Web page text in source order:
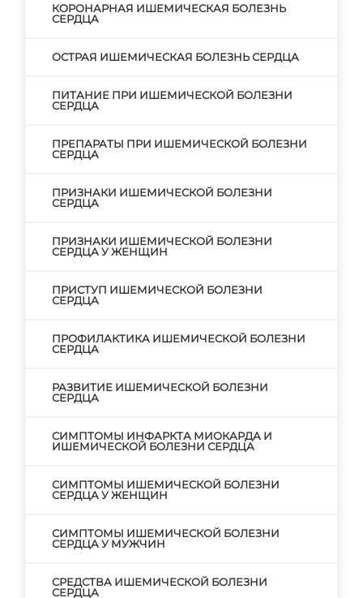
КОРОНАРНАЯ ИШЕМИЧЕСКАЯ БОЛЕЗНЬ
СЕРДЦА
ОСТРАЯ ИШЕМИЧЕСКАЯ БОЛЕЗНЬ СЕРДЦА
ПИТАНИЕ ПРИ ИШЕМИЧЕСКОЙ БОЛЕЗНИ
СЕРДЦА
ПРЕПАРАТЫ ПРИ ИШЕМИЧЕСКОЙ БОЛЕЗНИ
СЕРДЦА
ПРИЗНАКИ ИШЕМИЧЕСКОЙ БОЛЕЗНИ
СЕРДЦА
ПРИЗНАКИ ИШЕМИЧЕСКОЙ БОЛЕЗНИ
СЕРДЦА У ЖЕНЩИН
ПРИСТУП ИШЕМИЧЕСКОЙ БОЛЕЗНИ
СЕРДЦА
ПРОФИЛАКТИКА ИШЕМИЧЕСКОЙ БОЛЕЗНИ
СЕРДЦА
РАЗВИТИЕ ИШЕМИЧЕСКОЙ БОЛЕЗНИ
СЕРДЦА
СИМПТОМЫ ИНФАРКТА МИОКАРДА И
ИШЕМИЧЕСКОЙ БОЛЕЗНИ СЕРДЦА
СИМПТОМЫ ИШЕМИЧЕСКОЙ БОЛЕЗНИ
СЕРДЦА У ЖЕНЩИН
СИМПТОМЫ ИШЕМИЧЕСКОЙ БОЛЕЗНИ
СЕРДЦА У МУЖЧИН
СРЕДСТВА ИШЕМИЧЕСКОЙ БОЛЕЗНИ
СЕРДЦА